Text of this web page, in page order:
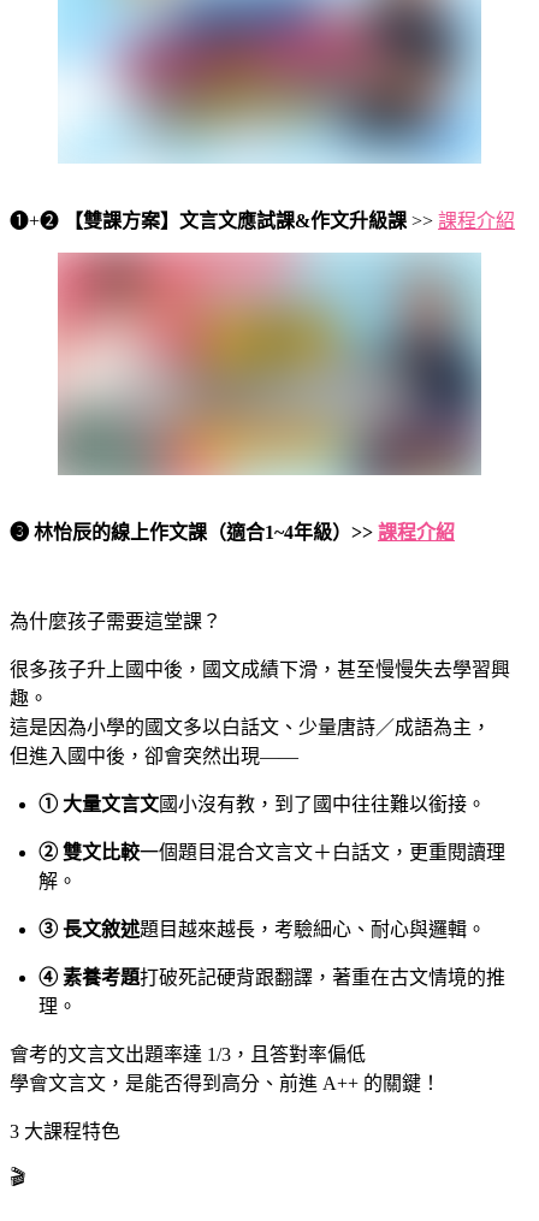
❶+❷ 【雙課方案】文言文應試課&作文升級課>> 課程介紹
❸ 林怡辰的線上作文課（適合1~4年級）>> 課程介紹
為什麼孩子需要這堂課？
很多孩子升上國中後，國文成績下滑，甚至慢慢失去學習興
趣。
這是因為小學的國文多以白話文、少量唐詩／成語為主，
但進入國中後，卻會突然出現——
① 大量文言文國小沒有教，到了國中往往難以銜接。
② 雙文比較一個題目混合文言文＋白話文，更重閱讀理
解。
③ 長文敘述題目越來越長，考驗細心、耐心與邏輯。
④ 素養考題打破死記硬背跟翻譯，著重在古文情境的推
理。
會考的文言文出題率達 1/3，且答對率偏低
學會文言文，是能否得到高分、前進 A++ 的關鍵！
3 大課程特色
🎬